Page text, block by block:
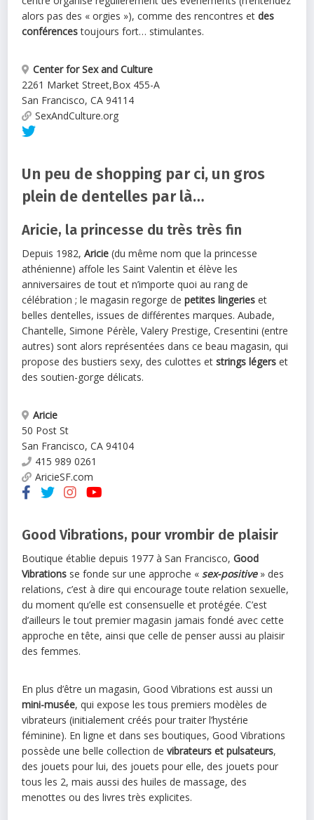
alors pas des « orgies »), comme des rencontres etdes
conférencestoujours fort… stimulantes.
Center for Sex and Culture
2261 Market Street,Box 455-A
San Francisco, CA 94114
SexAndCulture.org
Un peu de shopping par ci, un gros
plein de dentelles par là…
Aricie, la princesse du très très fin
Depuis 1982,Aricie (du même nom que la princesse
athénienne) affole les Saint Valentin et élève les
anniversaires de tout et n’importe quoi au rang de
célébration ; le magasin regorge depetites lingeries et
belles dentelles, issues de différentes marques. Aubade,
Chantelle, Simone Pérèle, Valery Prestige, Cresentini (entre
autres) sont alors représentées dans ce beau magasin, qui
propose des bustiers sexy, des culottes etstrings légers et
des soutien-gorge délicats.
Aricie
50 Post St
San Francisco, CA 94104
415 989 0261
AricieSF.com
Good Vibrations, pour vrombir de plaisir
Boutique établie depuis 1977 à San Francisco,Good
Vibrations se fonde sur une approche « sex-positive» des
relations, c’est à dire qui encourage toute relation sexuelle,
du moment qu’elle est consensuelle et protégée. C’est
d’ailleurs le tout premier magasin jamais fondé avec cette
approche en tête, ainsi que celle de penser aussi au plaisir
des femmes.
En plus d’être un magasin, Good Vibrations est aussi un
mini-musée, qui expose les tous premiers modèles de
vibrateurs (initialement créés pour traiter l’hystérie
féminine). En ligne et dans ses boutiques, Good Vibrations
possède une belle collection devibrateurs et pulsateurs,
des jouets pour lui, des jouets pour elle, des jouets pour
tous les 2, mais aussi des huiles de massage, des
menottes ou des livres très explicites.